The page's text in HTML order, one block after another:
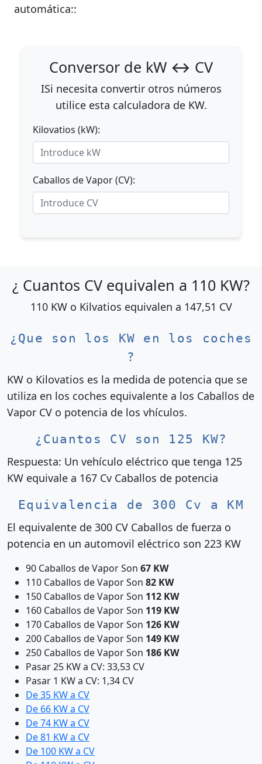
automática::
Conversor de kW ↔ CV
ISi necesita convertir otros números
utilice esta calculadora de KW.
Kilovatios (kW):
Caballos de Vapor (CV):
¿ Cuantos CV equivalen a 110 KW?
110 KW o Kilvatios equivalen a 147,51 CV
¿Que son los KW en los coches
?
KW o Kilovatios es la medida de potencia que se
utiliza en los coches equivalente a los Caballos de
Vapor CV o potencia de los vhículos.
¿Cuantos CV son 125 KW?
Respuesta: Un vehículo eléctrico que tenga 125
KW equivale a 167 Cv Caballos de potencia
Equivalencia de 300 Cv a KM
El equivalente de 300 CV Caballos de fuerza o
potencia en un automovil eléctrico son 223 KW
90 Caballos de Vapor Son 67 KW
110 Caballos de Vapor Son 82 KW
150 Caballos de Vapor Son 112 KW
160 Caballos de Vapor Son 119 KW
170 Caballos de Vapor Son 126 KW
200 Caballos de Vapor Son 149 KW
250 Caballos de Vapor Son 186 KW
Pasar 25 KW a CV: 33,53 CV
Pasar 1 KW a CV: 1,34 CV
De 35 KW a CV
De 66 KW a CV
De 74 KW a CV
De 81 KW a CV
De 100 KW a CV